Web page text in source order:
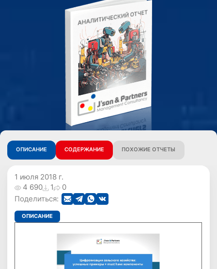
ОПИСАНИЕ СОДЕРЖАНИЕ ПОХОЖИЕ ОТЧЕТЫ
1 июля 2018 г.
4 690
1
0
Поделиться:
ОПИСАНИЕ